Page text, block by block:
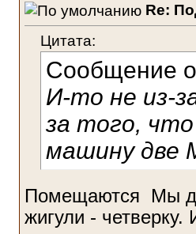
Re:
Цитата:
Сообщение
И-то не из-
за того,
машину две
Помещаются
Мы
жигули -